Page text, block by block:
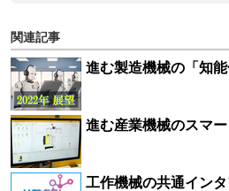
関連記事
進む製造機械の「知
進む産業機械のスマ
工作機械の共通イン